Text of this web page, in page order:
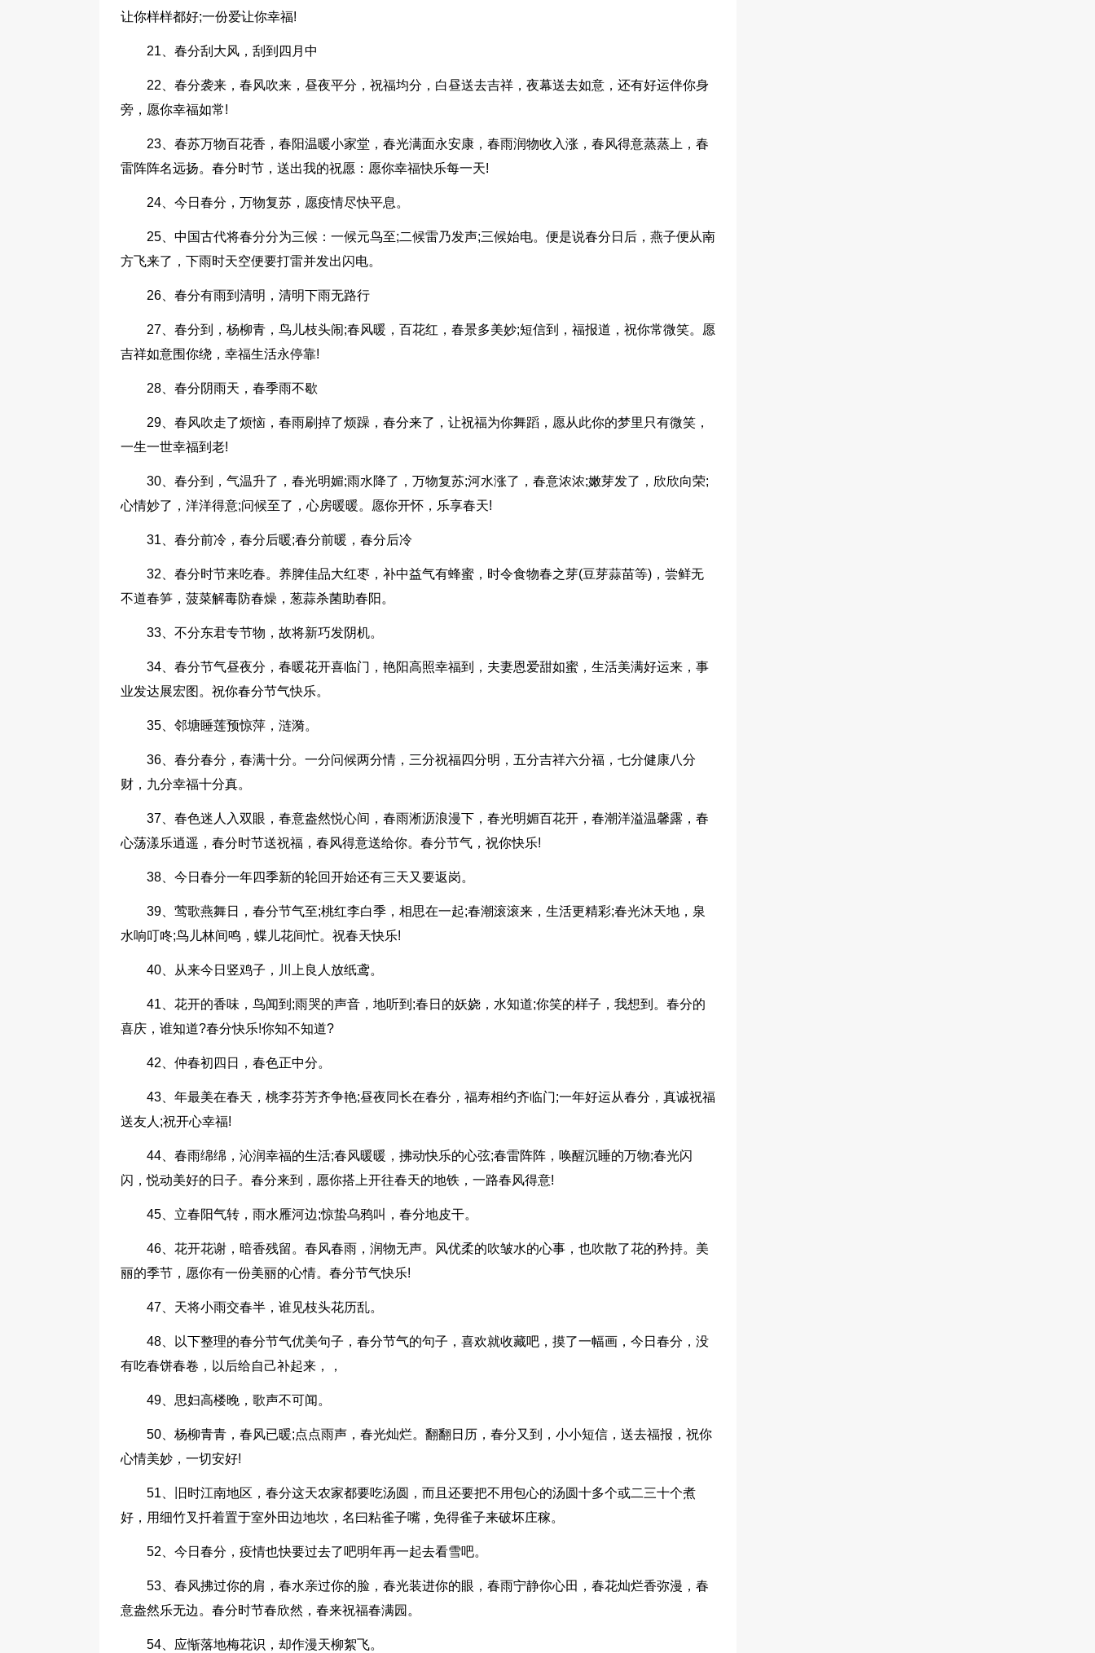
让你样样都好;一份爱让你幸福!
21、春分刮大风，刮到四月中
22、春分袭来，春风吹来，昼夜平分，祝福均分，白昼送去吉祥，夜幕送去如意，还有好运伴你身
旁，愿你幸福如常!
23、春苏万物百花香，春阳温暖小家堂，春光满面永安康，春雨润物收入涨，春风得意蒸蒸上，春
雷阵阵名远扬。春分时节，送出我的祝愿：愿你幸福快乐每一天!
24、今日春分，万物复苏，愿疫情尽快平息。
25、中国古代将春分分为三候：一候元鸟至;二候雷乃发声;三候始电。便是说春分日后，燕子便从南
方飞来了，下雨时天空便要打雷并发出闪电。
26、春分有雨到清明，清明下雨无路行
27、春分到，杨柳青，鸟儿枝头闹;春风暖，百花红，春景多美妙;短信到，福报道，祝你常微笑。愿
吉祥如意围你绕，幸福生活永停靠!
28、春分阴雨天，春季雨不歇
29、春风吹走了烦恼，春雨刷掉了烦躁，春分来了，让祝福为你舞蹈，愿从此你的梦里只有微笑，
一生一世幸福到老!
30、春分到，气温升了，春光明媚;雨水降了，万物复苏;河水涨了，春意浓浓;嫩芽发了，欣欣向荣;
心情妙了，洋洋得意;问候至了，心房暖暖。愿你开怀，乐享春天!
31、春分前冷，春分后暖;春分前暖，春分后冷
32、春分时节来吃春。养脾佳品大红枣，补中益气有蜂蜜，时令食物春之芽(豆芽蒜苗等)，尝鲜无
不道春笋，菠菜解毒防春燥，葱蒜杀菌助春阳。
33、不分东君专节物，故将新巧发阴机。
34、春分节气昼夜分，春暖花开喜临门，艳阳高照幸福到，夫妻恩爱甜如蜜，生活美满好运来，事
业发达展宏图。祝你春分节气快乐。
35、邻塘睡莲预惊萍，涟漪。
36、春分春分，春满十分。一分问候两分情，三分祝福四分明，五分吉祥六分福，七分健康八分
财，九分幸福十分真。
37、春色迷人入双眼，春意盎然悦心间，春雨淅沥浪漫下，春光明媚百花开，春潮洋溢温馨露，春
心荡漾乐逍遥，春分时节送祝福，春风得意送给你。春分节气，祝你快乐!
38、今日春分一年四季新的轮回开始还有三天又要返岗。
39、莺歌燕舞日，春分节气至;桃红李白季，相思在一起;春潮滚滚来，生活更精彩;春光沐天地，泉
水响叮咚;鸟儿林间鸣，蝶儿花间忙。祝春天快乐!
40、从来今日竖鸡子，川上良人放纸鸢。
41、花开的香味，鸟闻到;雨哭的声音，地听到;春日的妖娆，水知道;你笑的样子，我想到。春分的
喜庆，谁知道?春分快乐!你知不知道?
42、仲春初四日，春色正中分。
43、年最美在春天，桃李芬芳齐争艳;昼夜同长在春分，福寿相约齐临门;一年好运从春分，真诚祝福
送友人;祝开心幸福!
44、春雨绵绵，沁润幸福的生活;春风暖暖，拂动快乐的心弦;春雷阵阵，唤醒沉睡的万物;春光闪
闪，悦动美好的日子。春分来到，愿你搭上开往春天的地铁，一路春风得意!
45、立春阳气转，雨水雁河边;惊蛰乌鸦叫，春分地皮干。
46、花开花谢，暗香残留。春风春雨，润物无声。风优柔的吹皱水的心事，也吹散了花的矜持。美
丽的季节，愿你有一份美丽的心情。春分节气快乐!
47、天将小雨交春半，谁见枝头花历乱。
48、以下整理的春分节气优美句子，春分节气的句子，喜欢就收藏吧，摸了一幅画，今日春分，没
有吃春饼春卷，以后给自己补起来，，
49、思妇高楼晚，歌声不可闻。
50、杨柳青青，春风已暖;点点雨声，春光灿烂。翻翻日历，春分又到，小小短信，送去福报，祝你
心情美妙，一切安好!
51、旧时江南地区，春分这天农家都要吃汤圆，而且还要把不用包心的汤圆十多个或二三十个煮
好，用细竹叉扦着置于室外田边地坎，名曰粘雀子嘴，免得雀子来破坏庄稼。
52、今日春分，疫情也快要过去了吧明年再一起去看雪吧。
53、春风拂过你的肩，春水亲过你的脸，春光装进你的眼，春雨宁静你心田，春花灿烂香弥漫，春
意盎然乐无边。春分时节春欣然，春来祝福春满园。
54、应惭落地梅花识，却作漫天柳絮飞。